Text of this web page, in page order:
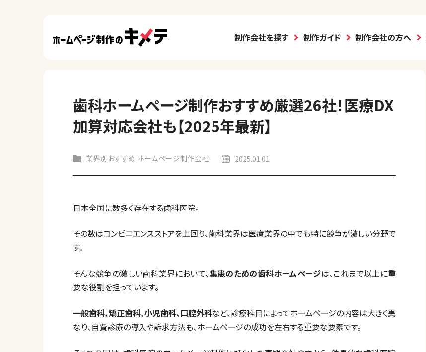
制作会社を探す 制作ガイド 制作会社の方へ
歯科ホームページ制作おすすめ厳選26社！医療DX
加算対応会社も【2025年最新】
業界別おすすめ ホームページ制作会社 2025.01.01
日本全国に数多く存在する歯科医院。
その数はコンビニエンスストアを上回り、歯科業界は医療業界の中でも特に競争が激しい分野で
す。
そんな競争の激しい歯科業界において、集患のための歯科ホームページは、これまで以上に重
要な役割を担っています。
一般歯科、矯正歯科、小児歯科、口腔外科など、診療科目によってホームページの内容は大きく異
なり、自費診療の導入や訴求方法も、ホームページの成功を左右する重要な要素です。